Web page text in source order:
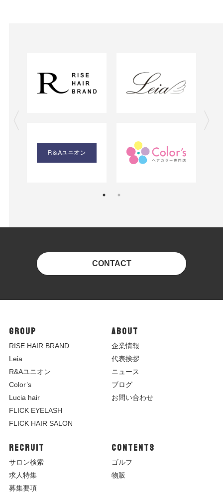
CONTACT
GROUP
RISE HAIR BRAND
Leia
R&Aユニオン
Color’s
Lucia hair
FLICK EYELASH
FLICK HAIR SALON
ABOUT
企業情報
代表挨拶
ニュース
ブログ
お問い合わせ
RECRUIT
サロン検索
求人特集
募集要項
CONTENTS
ゴルフ
物販